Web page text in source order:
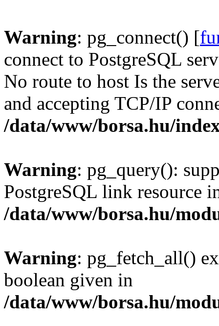
Warning: pg_connect() [
connect to PostgreSQL
No route to host Is the
and accepting TCP/IP
/data/www/borsa.hu/
Warning: pg_query():
PostgreSQL link resource
/data/www/borsa.hu/
Warning: pg_fetch_all()
boolean given in
/data/www/borsa.hu/